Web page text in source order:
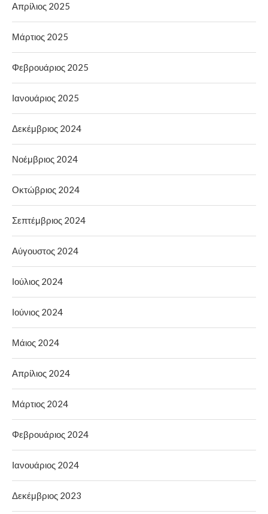
Απρίλιος 2025
Μάρτιος 2025
Φεβρουάριος 2025
Ιανουάριος 2025
Δεκέμβριος 2024
Νοέμβριος 2024
Οκτώβριος 2024
Σεπτέμβριος 2024
Αύγουστος 2024
Ιούλιος 2024
Ιούνιος 2024
Μάιος 2024
Απρίλιος 2024
Μάρτιος 2024
Φεβρουάριος 2024
Ιανουάριος 2024
Δεκέμβριος 2023